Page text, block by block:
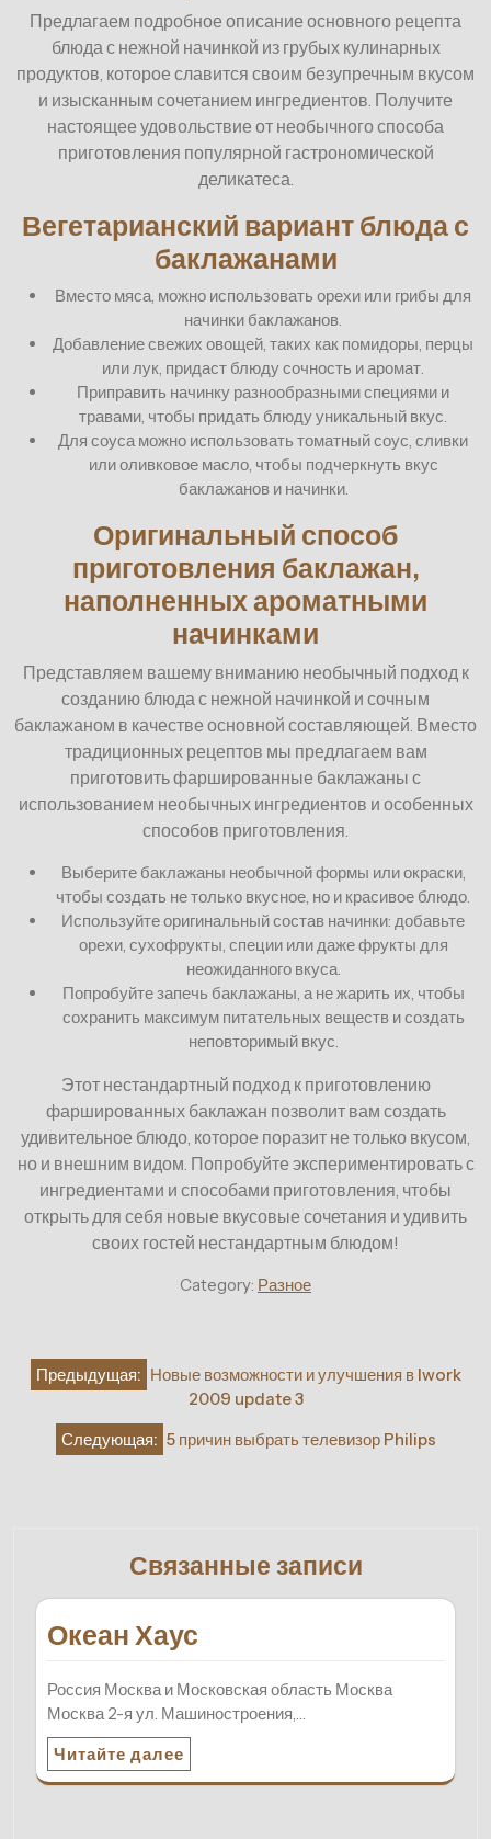
Предлагаем подробное описание основного рецепта
блюда с нежной начинкой из грубых кулинарных
продуктов, которое славится своим безупречным вкусом
и изысканным сочетанием ингредиентов. Получите
настоящее удовольствие от необычного способа
приготовления популярной гастрономической
деликатеса.
Вегетарианский вариант блюда с
баклажанами
Вместо мяса, можно использовать орехи или грибы для
начинки баклажанов.
Добавление свежих овощей, таких как помидоры, перцы
или лук, придаст блюду сочность и аромат.
Приправить начинку разнообразными специями и
травами, чтобы придать блюду уникальный вкус.
Для соуса можно использовать томатный соус, сливки
или оливковое масло, чтобы подчеркнуть вкус
баклажанов и начинки.
Оригинальный способ
приготовления баклажан,
наполненных ароматными
начинками
Представляем вашему вниманию необычный подход к
созданию блюда с нежной начинкой и сочным
баклажаном в качестве основной составляющей. Вместо
традиционных рецептов мы предлагаем вам
приготовить фаршированные баклажаны с
использованием необычных ингредиентов и особенных
способов приготовления.
Выберите баклажаны необычной формы или окраски,
чтобы создать не только вкусное, но и красивое блюдо.
Используйте оригинальный состав начинки: добавьте
орехи, сухофрукты, специи или даже фрукты для
неожиданного вкуса.
Попробуйте запечь баклажаны, а не жарить их, чтобы
сохранить максимум питательных веществ и создать
неповторимый вкус.
Этот нестандартный подход к приготовлению
фаршированных баклажан позволит вам создать
удивительное блюдо, которое поразит не только вкусом,
но и внешним видом. Попробуйте экспериментировать с
ингредиентами и способами приготовления, чтобы
открыть для себя новые вкусовые сочетания и удивить
своих гостей нестандартным блюдом!
Category: Разное
Навигация
по
записям
Предыдущая: Новые возможности и улучшения в Iwork
2009 update 3
Следующая: 5 причин выбрать телевизор Philips
Связанные записи
Океан Хаус
Россия Москва и Московская область Москва
Москва 2-я ул. Машиностроения,…
Читайте далее